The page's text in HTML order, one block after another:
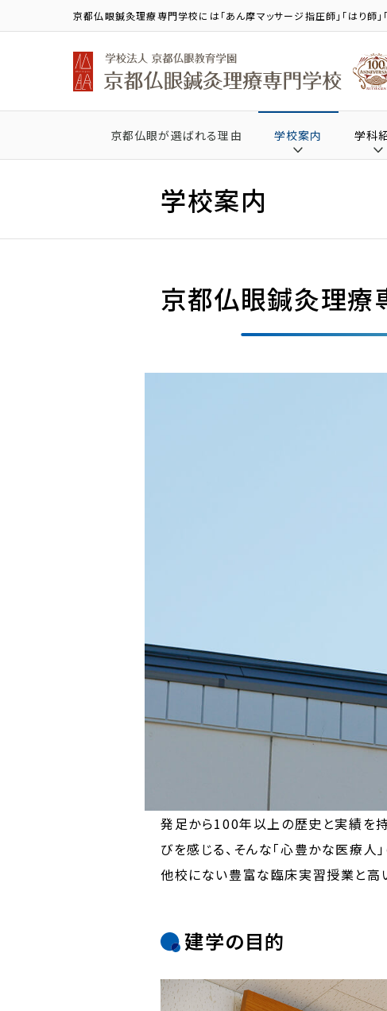
京都仏眼鍼灸理療専門学校には「あん摩マッサージ指圧師」「はり師
京都仏眼が選ばれる理由 学校案内 学科
学校案内
京都仏眼鍼灸理療
発足から100年以上の歴史と実績を
びを感じる、そんな「心豊かな医療人
他校にない豊富な臨床実習授業と高
建学の目的